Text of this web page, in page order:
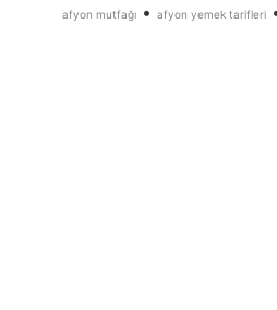
afyon mutfağı• afyon yemek tarifleri